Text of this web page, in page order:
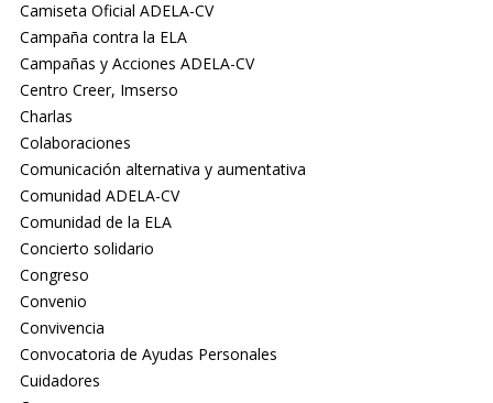
Camiseta Oficial ADELA-CV
Campaña contra la ELA
Campañas y Acciones ADELA-CV
Centro Creer, Imserso
Charlas
Colaboraciones
Comunicación alternativa y aumentativa
Comunidad ADELA-CV
Comunidad de la ELA
Concierto solidario
Congreso
Convenio
Convivencia
Convocatoria de Ayudas Personales
Cuidadores